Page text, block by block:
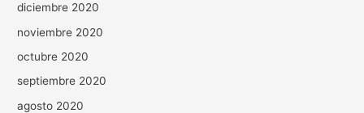
diciembre 2020
noviembre 2020
octubre 2020
septiembre 2020
agosto 2020